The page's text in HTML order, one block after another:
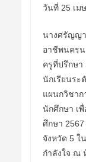
วันที่ 25 เม
นางศรัญญา
อาชีพนคร
ครูที่ปรึกษา
นักเรียนระ
แผนกวิชาก
นักศึกษา เ
ศึกษา
จังหวัด 5 ใ
กำลังใจ ณ